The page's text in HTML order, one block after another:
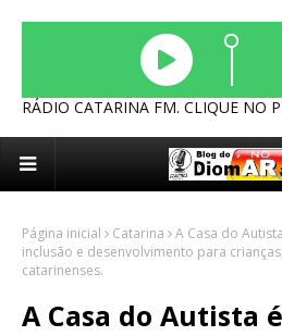
RÁDIO CATARINA FM. CLIQUE NO
Página inicial Catarina
A Casa do
inclusão e desenvolvimento para
catarinenses.
A Casa do Autista